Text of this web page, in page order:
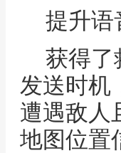
提升语
获得了
发送时机
遭遇敌人
地图位置